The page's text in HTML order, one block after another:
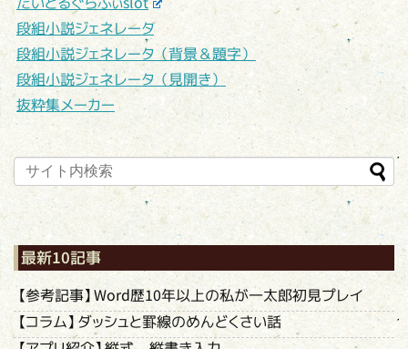
段組小説ジェネレータ
段組小説ジェネレータ（背景＆題字）
段組小説ジェネレータ（見開き）
抜粋集メーカー
最新10記事
【参考記事】Word歴10年以上の私が一太郎初見プレイ
【コラム】ダッシュと罫線のめんどくさい話